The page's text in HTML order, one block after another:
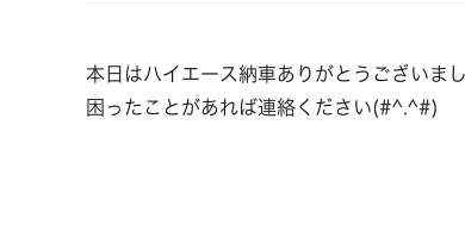
本日はハイエース納車ありがとうございまし
困ったことがあれば連絡ください(#^.^#)